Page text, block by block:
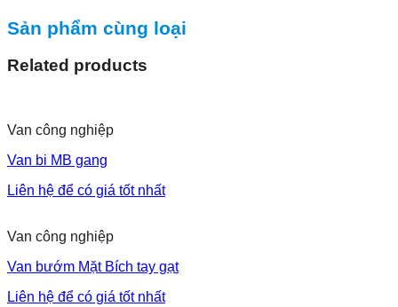
Sản phẩm cùng loại
Related products
Van công nghiệp
Van bi MB gang
Liên hệ để có giá tốt nhất
Van công nghiệp
Van bướm Mặt Bích tay gạt
Liên hệ để có giá tốt nhất